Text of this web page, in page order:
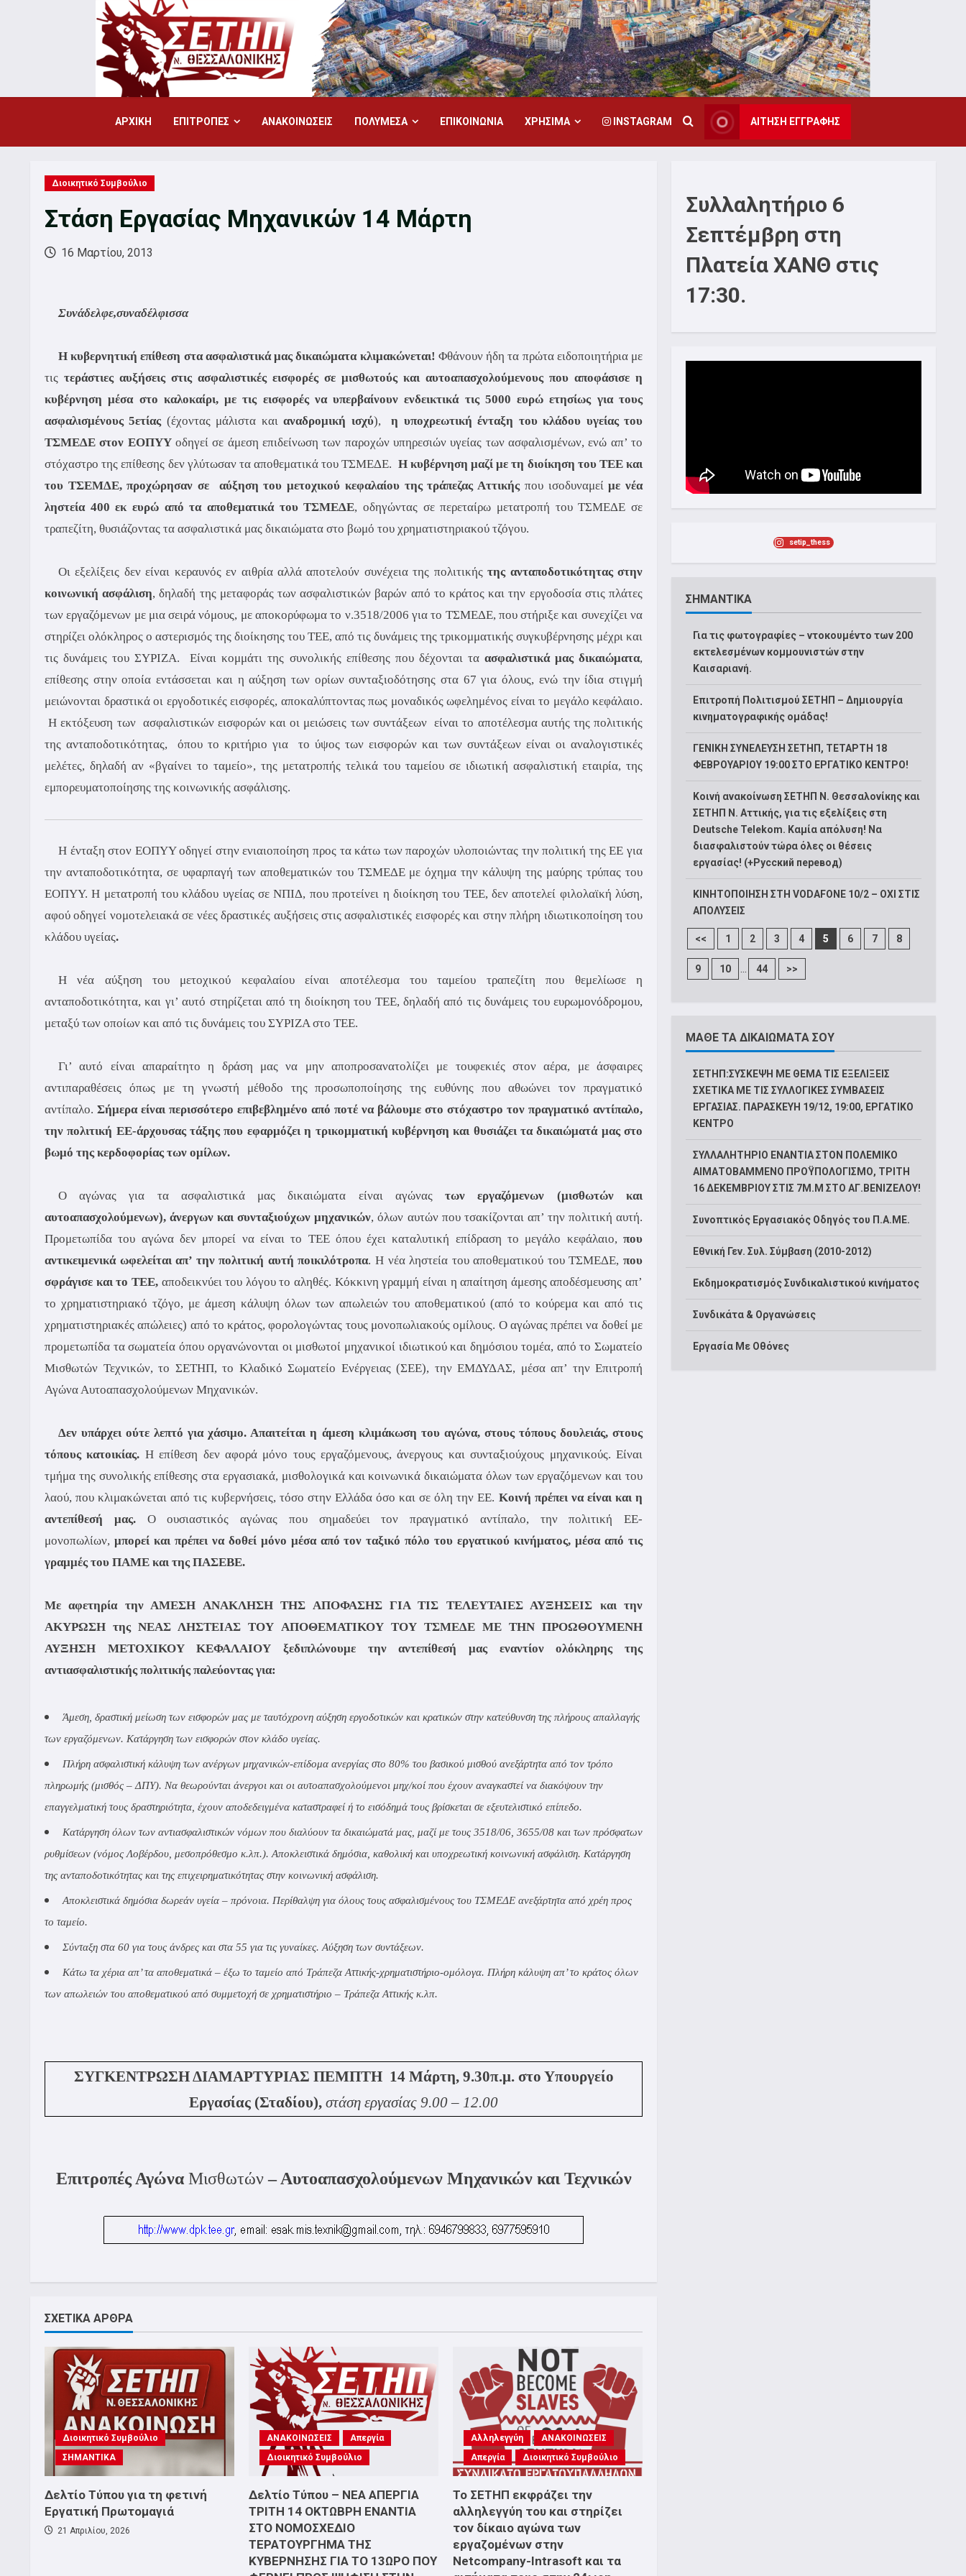
ΑΡΧΙΚΗ ΕΠΙΤΡΟΠΕΣ ΑΝΑΚΟΙΝΩΣΕΙΣ ΠΟΛΥΜΕΣΑ ΕΠΙΚΟΙΝΩΝΙΑ ΧΡΗΣΙΜΑ INSTAGRAM ΑΙΤΗΣΗ ΕΓΓΡΑΦΗΣ
Διοικητικό Συμβούλιο
Στάση Εργασίας Μηχανικών 14 Μάρτη
16 Μαρτίου, 2013
Συνάδελφε,συναδέλφισσα
Η κυβερνητική επίθεση στα ασφαλιστικά μας δικαιώματα κλιμακώνεται! Φθάνουν ήδη τα πρώτα ειδοποιητήρια με
τις τεράστιες αυξήσεις στις ασφαλιστικές εισφορές σε μισθωτούς και αυτοαπασχολούμενους που αποφάσισε η
κυβέρνηση μέσα στο καλοκαίρι, με τις εισφορές να υπερβαίνουν ενδεικτικά τις 5000 ευρώ ετησίως για τους
ασφαλισμένους 5ετίας(έχοντας μάλιστα καιαναδρομική ισχύ),
η υποχρεωτική ένταξη του κλάδου υγείας του
ΤΣΜΕΔΕ στον ΕΟΠΥΥοδηγεί σε άμεση επιδείνωση των παροχών υπηρεσιών υγείας των ασφαλισμένων, ενώ απ’ το
στόχαστρο της επίθεσης δεν γλύτωσαν τα αποθεματικά του ΤΣΜΕΔΕ. Η κυβέρνηση μαζί με τη διοίκηση του ΤΕΕ και
του ΤΣΕΜΔΕ, προχώρησαν σε
αύξηση του μετοχικού κεφαλαίου της τράπεζας Αττικήςπου ισοδυναμείμε νέα
ληστεία 400 εκ ευρώ από τα αποθεματικά του ΤΣΜΕΔΕ, οδηγώντας σε περεταίρω μετατροπή του ΤΣΜΕΔΕ σε
τραπεζίτη, θυσιάζοντας τα ασφαλιστικά μας δικαιώματα στο βωμό του χρηματιστηριακού τζόγου.
Οι εξελίξεις δεν είναι κεραυνός εν αιθρία αλλά αποτελούν συνέχεια της πολιτικήςτης ανταποδοτικότητας στην
κοινωνική ασφάλιση, δηλαδή της μεταφοράς των ασφαλιστικών βαρών από το κράτος και την εργοδοσία στις πλάτες
των εργαζόμενων με μια σειρά νόμους, με αποκορύφωμα το ν.3518/2006 για το ΤΣΜΕΔΕ, που στήριξε και συνεχίζει να
στηρίζει ολόκληρος ο αστερισμός της διοίκησης του ΤΕΕ, από τις δυνάμεις της τρικομματικής συγκυβέρνησης μέχρι και
τις δυνάμεις του ΣΥΡΙΖΑ. Είναι κομμάτι της συνολικής επίθεσης που δέχονται τα ασφαλιστικά μας δικαιώματα,
επίθεσης στην οποία εντάσσεται και η αύξηση των ορίων συνταξιοδότησης στα 67 για όλους, ενώ την ίδια στιγμή
μειώνονται δραστικά οι εργοδοτικές εισφορές, αποκαλύπτοντας πως μοναδικός ωφελημένος είναι το μεγάλο κεφάλαιο.
Η εκτόξευση των ασφαλιστικών εισφορών και οι μειώσεις των συντάξεων είναι το αποτέλεσμα αυτής της πολιτικής
της ανταποδοτικότητας, όπου το κριτήριο για το ύψος των εισφορών και των συντάξεων είναι οι αναλογιστικές
μελέτες, δηλαδή αν «βγαίνει το ταμείο», της μετατροπής τελικά του ταμείου σε ιδιωτική ασφαλιστική εταιρία, της
εμπορευματοποίησης της κοινωνικής ασφάλισης.
Η ένταξη στον ΕΟΠΥΥ οδηγεί στην ενιαιοποίηση προς τα κάτω των παροχών υλοποιώντας την πολιτική της ΕΕ για
την ανταποδοτικότητα, σε υφαρπαγή των αποθεματικών του ΤΣΜΕΔΕ με όχημα την κάλυψη της μαύρης τρύπας του
ΕΟΠΥΥ. Η μετατροπή του κλάδου υγείας σε ΝΠΙΔ, που προτείνει η διοίκηση του ΤΕΕ, δεν αποτελεί φιλολαϊκή λύση,
αφού οδηγεί νομοτελειακά σε νέες δραστικές αυξήσεις στις ασφαλιστικές εισφορές και στην πλήρη ιδιωτικοποίηση του
κλάδου υγείας.
Η νέα αύξηση του μετοχικού κεφαλαίου είναι αποτέλεσμα του ταμείου τραπεζίτη που θεμελίωσε η
ανταποδοτικότητα, και γι’ αυτό στηρίζεται από τη διοίκηση του ΤΕΕ, δηλαδή από τις δυνάμεις του ευρωμονόδρομου,
μεταξύ των οποίων και από τις δυνάμεις του ΣΥΡΙΖΑ στο ΤΕΕ.
Γι’ αυτό είναι απαραίτητο η δράση μας να μην αποπροσανατολίζει με τουφεκιές στον αέρα, με άσφαιρες
αντιπαραθέσεις όπως με τη γνωστή μέθοδο της προσωποποίησης της ευθύνης που αθωώνει τον πραγματικό
αντίπαλο. Σήμερα είναι περισσότερο επιβεβλημένο από ποτέ να βάλουμε στο στόχαστρο τον πραγματικό αντίπαλο,
την πολιτική ΕΕ-άρχουσας τάξης που εφαρμόζει η τρικομματική κυβέρνηση και θυσιάζει τα δικαιώματά μας στο
βωμό της κερδοφορίας των ομίλων.
Ο αγώνας για τα ασφαλιστικά μας δικαιώματα είναι αγώναςτων εργαζόμενων (μισθωτών και
αυτοαπασχολούμενων), άνεργων και συνταξιούχων μηχανικών, όλων αυτών που τσακίζονται απ’ την πολιτική αυτή.
Προμετωπίδα του αγώνα δεν μπορεί να είναι το ΤΕΕ όπου έχει καταλυτική επίδραση το μεγάλο κεφάλαιο, που
αντικειμενικά ωφελείται απ’ την πολιτική αυτή ποικιλότροπα. Η νέα ληστεία του αποθεματικού του ΤΣΜΕΔΕ,που
σφράγισε και το ΤΕΕ, αποδεικνύει του λόγου το αληθές. Κόκκινη γραμμή είναι η απαίτηση άμεσης αποδέσμευσης απ’
το χρηματιστηριακό τζόγο, με άμεση κάλυψη όλων των απωλειών του αποθεματικού (από το κούρεμα και από τις
χρηματιστηριακές απώλειες) από το κράτος, φορολογώντας τους μονοπωλιακούς ομίλους. Ο αγώνας πρέπει να δοθεί με
προμετωπίδα τα σωματεία όπου οργανώνονται οι μισθωτοί μηχανικοί ιδιωτικού και δημόσιου τομέα, από το Σωματείο
Μισθωτών Τεχνικών, το ΣΕΤΗΠ, το Κλαδικό Σωματείο Ενέργειας (ΣΕΕ), την ΕΜΔΥΔΑΣ, μέσα απ’ την Επιτροπή
Αγώνα Αυτοαπασχολούμενων Μηχανικών.
Δεν υπάρχει ούτε λεπτό για χάσιμο. Απαιτείται η άμεση κλιμάκωση του αγώνα, στους τόπους δουλειάς, στους
τόπους κατοικίας. Η επίθεση δεν αφορά μόνο τους εργαζόμενους, άνεργους και συνταξιούχους μηχανικούς. Είναι
τμήμα της συνολικής επίθεσης στα εργασιακά, μισθολογικά και κοινωνικά δικαιώματα όλων των εργαζόμενων και του
λαού, που κλιμακώνεται από τις κυβερνήσεις, τόσο στην Ελλάδα όσο και σε όλη την ΕΕ. Κοινή πρέπει να είναι και η
αντεπίθεσή μας. Ο ουσιαστικός αγώνας που σημαδεύει τον πραγματικό αντίπαλο, την πολιτική ΕΕ-
μονοπωλίων, μπορεί και πρέπει να δοθεί μόνο μέσα από τον ταξικό πόλο του εργατικού κινήματος, μέσα από τις
γραμμές του ΠΑΜΕ και της ΠΑΣΕΒΕ.
Με αφετηρία την ΑΜΕΣΗ ΑΝΑΚΛΗΣΗ ΤΗΣ ΑΠΟΦΑΣΗΣ ΓΙΑ ΤΙΣ ΤΕΛΕΥΤΑΙΕΣ ΑΥΞΗΣΕΙΣ και την
ΑΚΥΡΩΣΗ της ΝΕΑΣ ΛΗΣΤΕΙΑΣ ΤΟΥ ΑΠΟΘΕΜΑΤΙΚΟΥ ΤΟΥ ΤΣΜΕΔΕ ΜΕ ΤΗΝ ΠΡΟΩΘΟΥΜΕΝΗ
ΑΥΞΗΣΗ ΜΕΤΟΧΙΚΟΥ ΚΕΦΑΛΑΙΟΥ ξεδιπλώνουμε την αντεπίθεσή μας εναντίον ολόκληρης της
αντιασφαλιστικής πολιτικής παλεύοντας για:
Άμεση, δραστική μείωση των εισφορών μας με ταυτόχρονη αύξηση εργοδοτικών και κρατικών στην κατεύθυνση της πλήρους απαλλαγής
των εργαζόμενων. Κατάργηση των εισφορών στον κλάδο υγείας.
Πλήρη ασφαλιστική κάλυψη των ανέργων μηχανικών-επίδομα ανεργίας στο 80% του βασικού μισθού ανεξάρτητα από τον τρόπο
πληρωμής (μισθός – ΔΠΥ). Να θεωρούνται άνεργοι και οι αυτοαπασχολούμενοι μηχ/κοί που έχουν αναγκαστεί να διακόψουν την
επαγγελματική τους δραστηριότητα, έχουν αποδεδειγμένα καταστραφεί ή το εισόδημά τους βρίσκεται σε εξευτελιστικό επίπεδο.
Κατάργηση όλων των αντιασφαλιστικών νόμων που διαλύουν τα δικαιώματά μας, μαζί με τους 3518/06, 3655/08 και των πρόσφατων
ρυθμίσεων (νόμος Λοβέρδου, μεσοπρόθεσμο κ.λπ.). Αποκλειστικά δημόσια, καθολική και υποχρεωτική κοινωνική ασφάλιση. Κατάργηση
της ανταποδοτικότητας και της επιχειρηματικότητας στην κοινωνική ασφάλιση.
Αποκλειστικά δημόσια δωρεάν υγεία – πρόνοια. Περίθαλψη για όλους τους ασφαλισμένους του ΤΣΜΕΔΕ ανεξάρτητα από χρέη προς
το ταμείο.
Σύνταξη στα 60 για τους άνδρες και στα 55 για τις γυναίκες. Αύξηση των συντάξεων.
Κάτω τα χέρια απ’ τα αποθεματικά – έξω το ταμείο από Τράπεζα Αττικής-χρηματιστήριο-ομόλογα. Πλήρη κάλυψη απ’ το κράτος όλων
των απωλειών του αποθεματικού από συμμετοχή σε χρηματιστήριο – Τράπεζα Αττικής κ.λπ.
ΣΥΓΚΕΝΤΡΩΣΗ ΔΙΑΜΑΡΤΥΡΙΑΣ ΠΕΜΠΤΗ 14 Μάρτη, 9.30π.μ. στο Υπουργείο
Εργασίας (Σταδίου), στάση εργασίας 9.00 – 12.00
Επιτροπές Αγώνα Μισθωτών– Αυτοαπασχολούμενων Μηχανικών και Τεχνικών
ΣΧΕΤΙΚΑ ΑΡΘΡΑ
Διοικητικό Συμβούλιο
ΣΗΜΑΝΤΙΚΑ
Δελτίο Τύπου για τη φετινή
Εργατική Πρωτομαγιά
21 Απριλίου, 2026
ΑΝΑΚΟΙΝΩΣΕΙΣ
Απεργία
Διοικητικό Συμβούλιο
Δελτίο Τύπου – ΝΕΑ ΑΠΕΡΓΙΑ
ΤΡΙΤΗ 14 ΟΚΤΩΒΡΗ ΕΝΑΝΤΙΑ
ΣΤΟ ΝΟΜΟΣΧΕΔΙΟ
ΤΕΡΑΤΟΥΡΓΗΜΑ ΤΗΣ
ΚΥΒΕΡΝΗΣΗΣ ΓΙΑ ΤΟ 13ΩΡΟ ΠΟΥ
Αλληλεγγύη
ΑΝΑΚΟΙΝΩΣΕΙΣ
Απεργία
Διοικητικό Συμβούλιο
Το ΣΕΤΗΠ εκφράζει την
αλληλεγγύη του και στηρίζει
τον δίκαιο αγώνα των
εργαζομένων στην
Netcompany-Intrasoft και τα
Συλλαλητήριο 6
Σεπτέμβρη στη
Πλατεία ΧΑΝΘ στις
17:30.
setip_thess
ΣΗΜΑΝΤΙΚΑ
Για τις φωτογραφίες – ντοκουμέντο των 200
εκτελεσμένων κομμουνιστών στην
Καισαριανή.
Επιτροπή Πολιτισμού ΣΕΤΗΠ – Δημιουργία
κινηματογραφικής ομάδας!
ΓΕΝΙΚΗ ΣΥΝΕΛΕΥΣΗ ΣΕΤΗΠ, ΤΕΤΑΡΤΗ 18
ΦΕΒΡΟΥΑΡΙΟΥ 19:00 ΣΤΟ ΕΡΓΑΤΙΚΟ ΚΕΝΤΡΟ!
Κοινή ανακοίνωση ΣΕΤΗΠ Ν. Θεσσαλονίκης και
ΣΕΤΗΠ N. Αττικής, για τις εξελίξεις στη
Deutsche Telekom. Καμία απόλυση! Να
διασφαλιστούν τώρα όλες οι θέσεις
εργασίας! (+Русский перевод)
ΚΙΝΗΤΟΠΟΙΗΣΗ ΣΤΗ VODAFONE 10/2 – ΟΧΙ ΣΤΙΣ
ΑΠΟΛΥΣΕΙΣ
<< 1 2 3 4 5 6 7 8
9 10 44 >>
ΜΑΘΕ ΤΑ ΔΙΚΑΙΩΜΑΤΑ ΣΟΥ
ΣΕΤΗΠ:ΣΥΣΚΕΨΗ ΜΕ ΘΕΜΑ ΤΙΣ ΕΞΕΛΙΞΕΙΣ
ΣΧΕΤΙΚΑ ΜΕ ΤΙΣ ΣΥΛΛΟΓΙΚΕΣ ΣΥΜΒΑΣΕΙΣ
ΕΡΓΑΣΙΑΣ. ΠΑΡΑΣΚΕΥΗ 19/12, 19:00, ΕΡΓΑΤΙΚΟ
ΚΕΝΤΡΟ
ΣΥΛΛΑΛΗΤΗΡΙΟ ΕΝΑΝΤΙΑ ΣΤΟΝ ΠΟΛΕΜΙΚΟ
ΑΙΜΑΤΟΒΑΜΜΕΝΟ ΠΡΟΫΠΟΛΟΓΙΣΜΟ, ΤΡΙΤΗ
16 ΔΕΚΕΜΒΡΙΟΥ ΣΤΙΣ 7Μ.Μ ΣΤΟ ΑΓ.ΒΕΝΙΖΕΛΟΥ!
Συνοπτικός Εργασιακός Οδηγός του Π.Α.ΜΕ.
Εθνική Γεν. Συλ. Σύμβαση (2010-2012)
Εκδημοκρατισμός Συνδικαλιστικού κινήματος
Συνδικάτα & Οργανώσεις
Εργασία Με Οθόνες